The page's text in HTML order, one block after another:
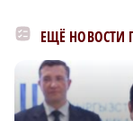
ЕЩЁ НОВОСТИ